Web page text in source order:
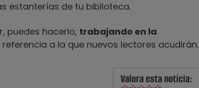
estanterías de tu biblioteca.
puedes hacerlo, trabajando en la
a la que nuevos lectores acudirán.
Valora esta noticia: